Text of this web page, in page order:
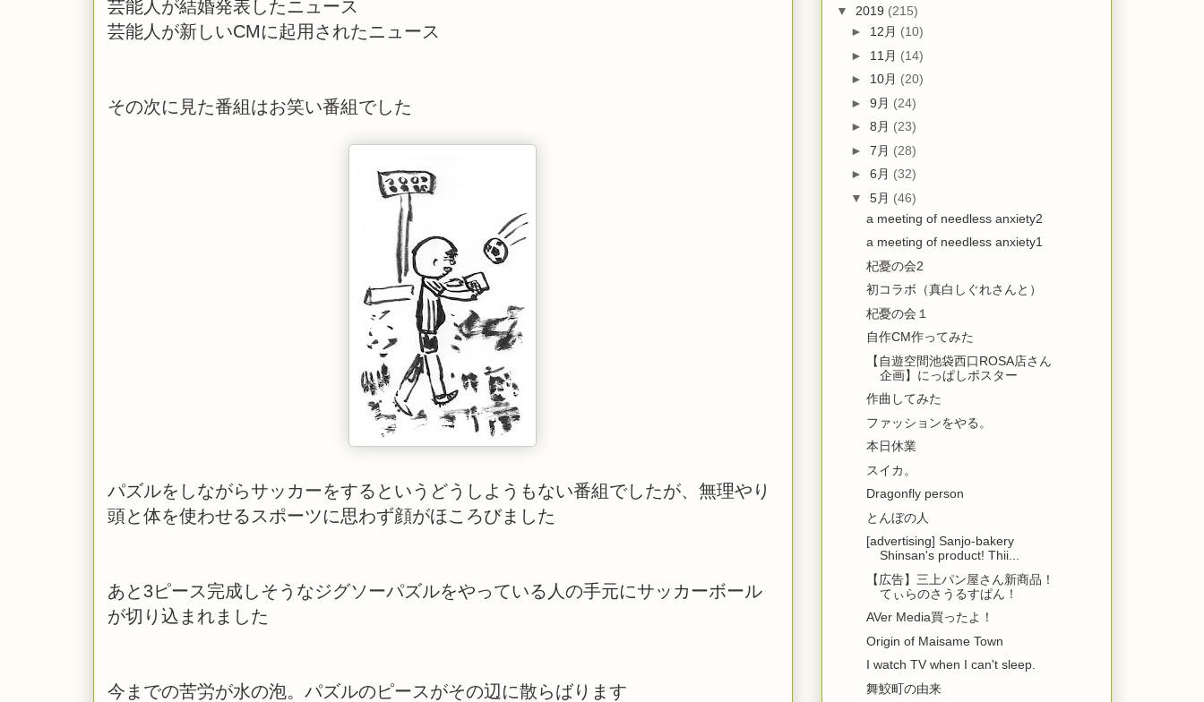
芸能人が結婚発表したニュース
芸能人が新しいCMに起用されたニュース
その次に見た番組はお笑い番組でした
パズルをしながらサッカーをするというどうしようもない番組でしたが、無理やり
頭と体を使わせるスポーツに思わず顔がほころびました
あと3ピース完成しそうなジグソーパズルをやっている人の手元にサッカーボール
が切り込まれました
今までの苦労が水の泡。パズルのピースがその辺に散らばります
▼ 2019 (215)
► 12月 (10)
► 11月 (14)
► 10月 (20)
►9月 (24)
►8月 (23)
►7月 (28)
►6月 (32)
▼5月 (46)
a meeting of needless anxiety2
a meeting of needless anxiety1
杞憂の会2
初コラボ（真白しぐれさんと）
杞憂の会１
自作CM作ってみた
【自遊空間池袋西口ROSA店さん
企画】にっぱしポスター
作曲してみた
ファッションをやる。
本日休業
スイカ。
Dragonfly person
とんぼの人
[advertising] Sanjo-bakery
Shinsan's product! Thii...
【広告】三上パン屋さん新商品！
てぃらのさうるすぱん！
AVer Media買ったよ！
Origin of Maisame Town
I watch TV when I can't sleep.
舞鮫町の由来